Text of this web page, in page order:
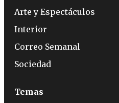
Arte y Espectáculos
Interior
Correo Semanal
Sociedad
Temas